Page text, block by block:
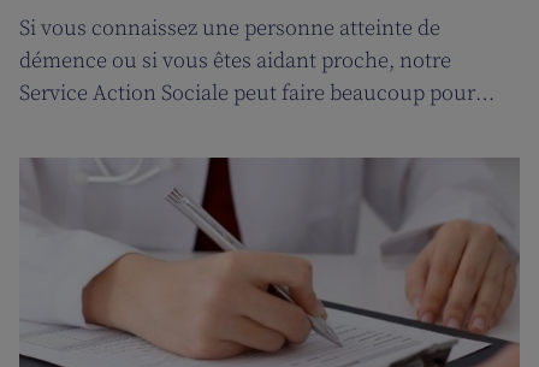
Si vous connaissez une personne atteinte de
démence ou si vous êtes aidant proche, notre
Service Action Sociale peut faire beaucoup pour
qu'elle établit un plan de soins pour Jossé et
Maurice.